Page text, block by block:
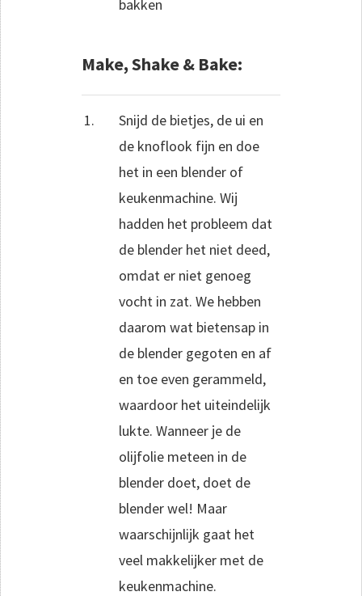
bakken
Make, Shake & Bake:
Snijd de bietjes, de ui en
de knoflook fijn en doe
het in een blender of
keukenmachine. Wij
hadden het probleem dat
de blender het niet deed,
omdat er niet genoeg
vocht in zat. We hebben
daarom wat bietensap in
de blender gegoten en af
en toe even gerammeld,
waardoor het uiteindelijk
lukte. Wanneer je de
olijfolie meteen in de
blender doet, doet de
blender wel! Maar
waarschijnlijk gaat het
veel makkelijker met de
keukenmachine.